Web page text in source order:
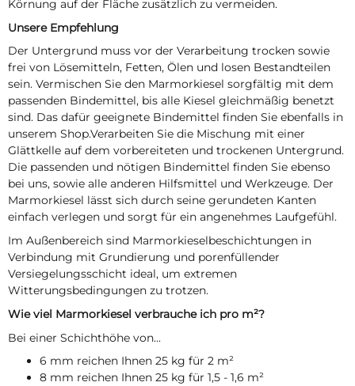
Körnung auf der Fläche zusätzlich zu vermeiden.
Unsere Empfehlung
Der Untergrund muss vor der Verarbeitung trocken sowie
frei von Lösemitteln, Fetten, Ölen und losen Bestandteilen
sein. Vermischen Sie den Marmorkiesel sorgfältig mit dem
passenden Bindemittel, bis alle Kiesel gleichmäßig benetzt
sind. Das dafür geeignete Bindemittel finden Sie ebenfalls in
unserem Shop.Verarbeiten Sie die Mischung mit einer
Glättkelle auf dem vorbereiteten und trockenen Untergrund.
Die passenden und nötigen Bindemittel finden Sie ebenso
bei uns, sowie alle anderen Hilfsmittel und Werkzeuge. Der
Marmorkiesel lässt sich durch seine gerundeten Kanten
einfach verlegen und sorgt für ein angenehmes Laufgefühl.
Im Außenbereich sind Marmorkieselbeschichtungen in
Verbindung mit Grundierung und porenfüllender
Versiegelungsschicht ideal, um extremen
Witterungsbedingungen zu trotzen.
Wie viel Marmorkiesel verbrauche ich pro m²?
Bei einer Schichthöhe von...
6 mm reichen Ihnen 25 kg für 2 m²
8 mm reichen Ihnen 25 kg für 1,5 - 1,6 m²